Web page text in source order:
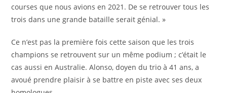
courses que nous avions en 2021. De se retrouver tous les
trois dans une grande bataille serait génial. »
Ce n’est pas la première fois cette saison que les trois
champions se retrouvent sur un même podium ; c’était le
cas aussi en Australie. Alonso, doyen du trio à 41 ans, a
avoué prendre plaisir à se battre en piste avec ses deux